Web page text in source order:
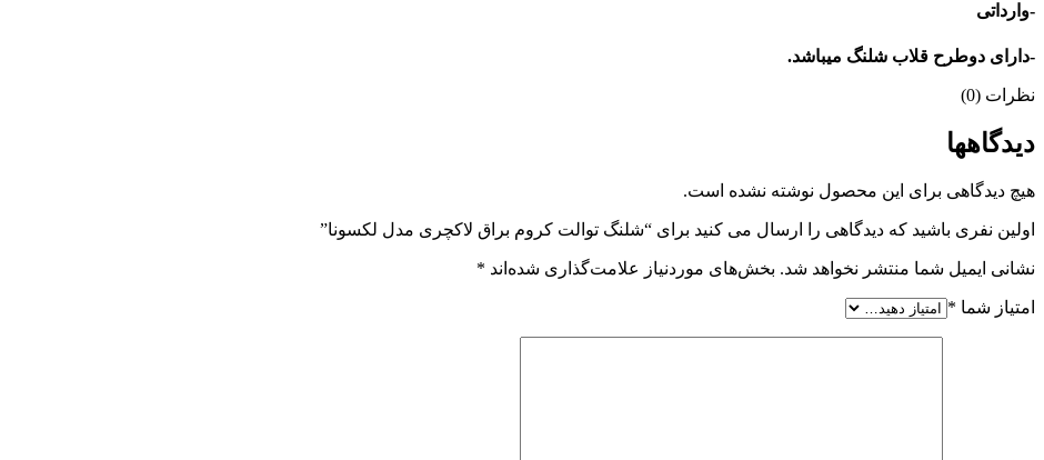
-وارداتی
-دارای دوطرح قلاب شلنگ میباشد.
نظرات (0)
دیدگاهها
هیچ دیدگاهی برای این محصول نوشته نشده است.
اولین نفری باشید که دیدگاهی را ارسال می کنید برای “شلنگ توالت کروم براق لاکچری مدل لکسونا”
نشانی ایمیل شما منتشر نخواهد شد. بخش‌های موردنیاز علامت‌گذاری شده‌اند *
امتیاز شما *